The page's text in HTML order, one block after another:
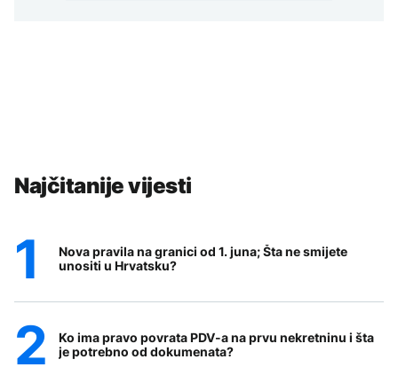
Najčitanije vijesti
Nova pravila na granici od 1. juna; Šta ne smijete
unositi u Hrvatsku?
Ko ima pravo povrata PDV-a na prvu nekretninu i šta
je potrebno od dokumenata?